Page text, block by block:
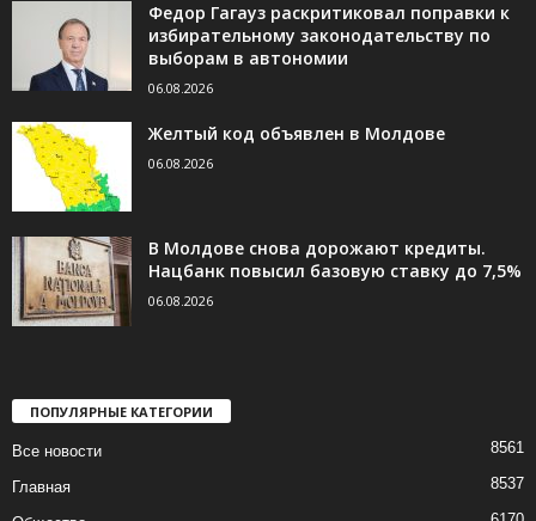
Федор Гагауз раскритиковал поправки к
избирательному законодательству по
выборам в автономии
06.08.2026
Желтый код объявлен в Молдове
06.08.2026
В Молдове снова дорожают кредиты.
Нацбанк повысил базовую ставку до 7,5%
06.08.2026
ПОПУЛЯРНЫЕ КАТЕГОРИИ
Все новости 8561
Главная 8537